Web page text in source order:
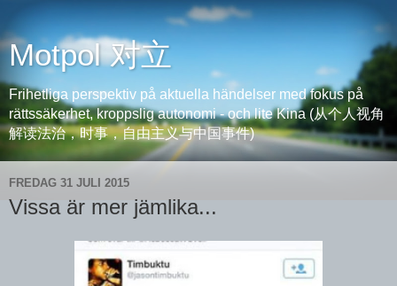
Motpol 对立
Frihetliga perspektiv på aktuella händelser med fokus på
rättssäkerhet, kroppslig autonomi - och lite Kina (从个人视角
解读法治，时事，自由主义与中国事件)
FREDAG 31 JULI 2015
Vissa är mer jämlika...